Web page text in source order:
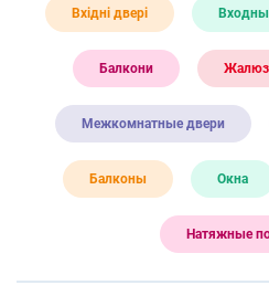
Вхідні двері
Балкони
Межкомнатные двери
Балконы Окна
Натяжные